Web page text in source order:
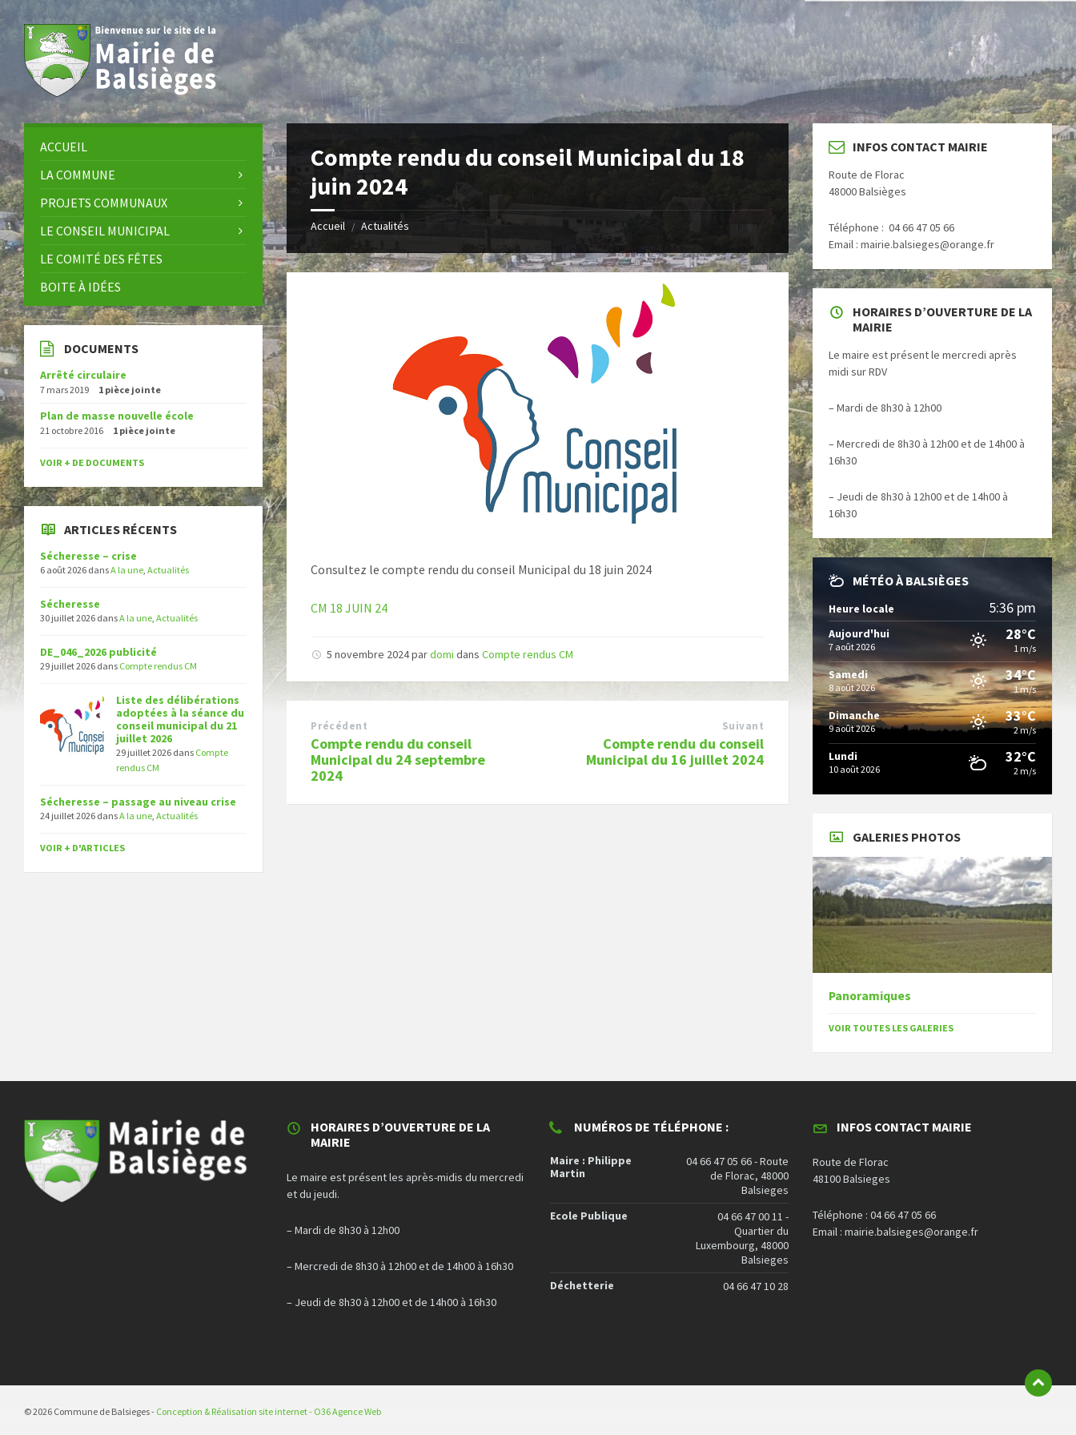
Skip
to
content
Skip
to
left
Skip
to
right
Skip
to
footer
Compte rendu du conseil Municipal du 18
juin 2024
Accueil / Actualités
Consultez le compte rendu du conseil Municipal du 18 juin 2024
CM 18 JUIN 24
5 novembre 2024pardomi dansCompte rendus CM
Précédent
Compte rendu du conseil
Municipal du 24 septembre
2024
Suivant
Compte rendu du conseil
Municipal du 16 juillet 2024
ACCUEIL
LA COMMUNE
PROJETS COMMUNAUX
LE CONSEIL MUNICIPAL
LE COMITÉ DES FÊTES
BOITE À IDÉES
DOCUMENTS
Arrêté circulaire
7 mars 2019 1 pièce jointe
Plan de masse nouvelle école
21 octobre 2016 1 pièce jointe
VOIR + DE DOCUMENTS
ARTICLES RÉCENTS
Sécheresse – crise
6 août 2026 dansA la une Actualités
Sécheresse
30 juillet 2026 dansA la une Actualités
DE_046_2026 publicité
29 juillet 2026 dans Compte rendus CM
Liste des délibérations
adoptées à la séance du
conseil municipal du 21
juillet 2026
29 juillet 2026 dans Compte
rendus CM
Sécheresse – passage au niveau crise
24 juillet 2026 dansA la une Actualités
VOIR + D'ARTICLES
INFOS CONTACT MAIRIE
Route de Florac
48000 Balsièges
Téléphone : 04 66 47 05 66
Email : mairie.balsieges@orange.fr
HORAIRES D’OUVERTURE DE LA
MAIRIE
Le maire est présent le mercredi après
midi sur RDV
– Mardi de 8h30 à 12h00
– Mercredi de 8h30 à 12h00 et de 14h00 à
16h30
– Jeudi de 8h30 à 12h00 et de 14h00 à
16h30
MÉTÉO À BALSIÈGES
Heure locale 5:36 pm
Aujourd'hui
7 août 2026
28°C
1 m/s
Samedi
8 août 2026
34°C
1 m/s
Dimanche
9 août 2026
33°C
2 m/s
Lundi
10 août 2026
32°C
2 m/s
GALERIES PHOTOS
Panoramiques
VOIR TOUTES LES GALERIES
HORAIRES D’OUVERTURE DE LA
MAIRIE
Le maire est présent les après-midis du mercredi
et du jeudi.
– Mardi de 8h30 à 12h00
– Mercredi de 8h30 à 12h00 et de 14h00 à 16h30
– Jeudi de 8h30 à 12h00 et de 14h00 à 16h30
NUMÉROS DE TÉLÉPHONE :
Maire : Philippe
Martin
04 66 47 05 66 - Route
de Florac, 48000
Balsieges
Ecole Publique
04 66 47 00 11 -
Quartier du
Luxembourg, 48000
Balsieges
Déchetterie
04 66 47 10 28
INFOS CONTACT MAIRIE
Route de Florac
48100 Balsieges
Téléphone : 04 66 47 05 66
Email : mairie.balsieges@orange.fr
© 2026 Commune de Balsieges - Conception & Réalisation site internet - O36 Agence Web